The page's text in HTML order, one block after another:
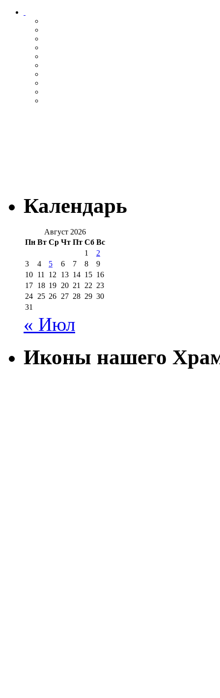
Календарь
Август 2026
Пн Вт Ср Чт Пт Сб Вс
1
2
3
4 5 6 7 8
9
10 11 12 13 14 15 16
17 18 19 20 21 22 23
24 25 26 27 28 29 30
31
« Июл
Иконы нашего